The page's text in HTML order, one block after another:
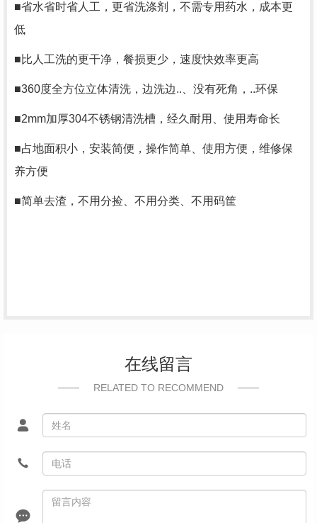
■省水省时省人工，更省洗涤剂，不需专用药水，成本更
低
■比人工洗的更干净，餐损更少，速度快效率更高
■360度全方位立体清洗，边洗边..、没有死角，..环保
■2mm加厚304不锈钢清洗槽，经久耐用、使用寿命长
■占地面积小，安装简便，操作简单、使用方便，维修保
养方便
■简单去渣，不用分捡、不用分类、不用码筐
在线留言
RELATED TO RECOMMEND